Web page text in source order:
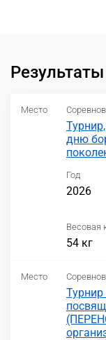
Место
дню
Год
2026
Весовая
54 кг
Место